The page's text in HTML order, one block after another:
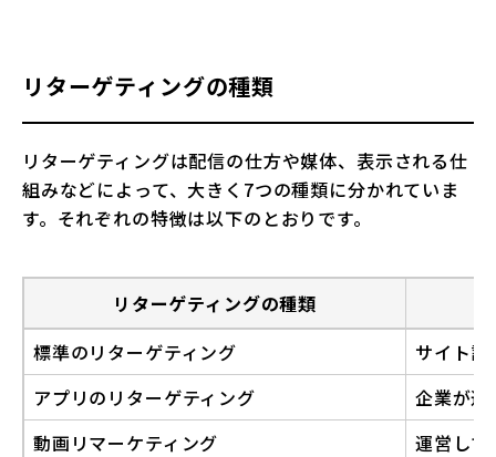
リターゲティングの種類
リターゲティングは配信の仕方や媒体、表示される仕
組みなどによって、大きく7つの種類に分かれていま
す。それぞれの特徴は以下のとおりです。
リターゲティングの種類
標準のリターゲティング
サイト
アプリのリターゲティング
企業が運
動画リマーケティング
運営し